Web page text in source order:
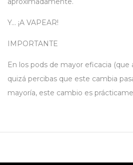
Y… ¡A VAPEAR!
IMPORTANTE
En los pods de mayor eficacia (que
quizá percibas que este cambia
mayoría, este cambio es